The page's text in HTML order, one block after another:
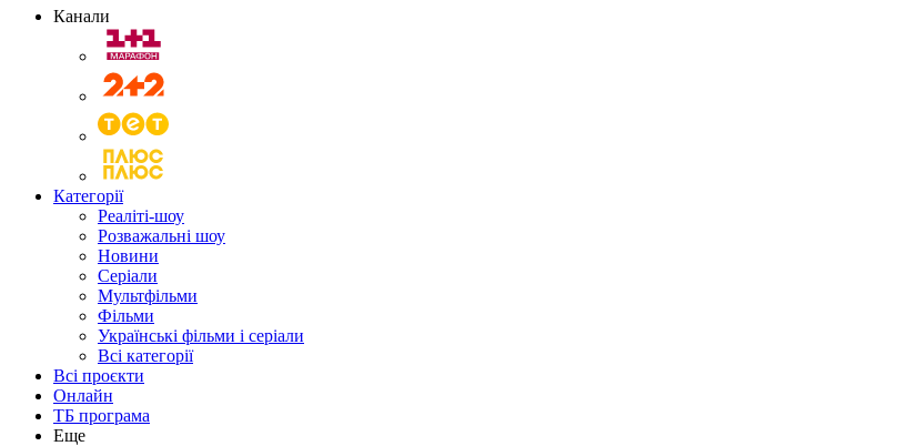
Канали
Категорії
Реаліті-шоу
Розважальні шоу
Новини
Серіали
Мультфільми
Фільми
Українські фільми і серіали
Всі категорії
Всі проєкти
Онлайн
ТБ програма
Еще